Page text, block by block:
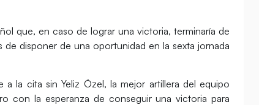
que, en caso de lograr una victoria, terminaría de
disponer de una oportunidad en la sexta jornada
a la cita sinYeliz Özel, la mejor artillera del equipo
con la esperanza de conseguir una victoria para